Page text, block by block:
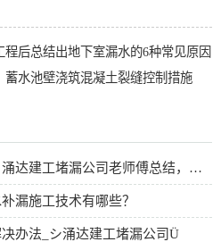
后总结出地下室漏水的6种常见原因
蓄水池壁浇筑混凝土裂缝控制措施
穿墙下水管有渗漏怎么办？涌达建工堵漏公司老师傅总结，用三种办法轻松搞定
漏施工技术有哪些？
办法_シ涌达建工堵漏公司Ü